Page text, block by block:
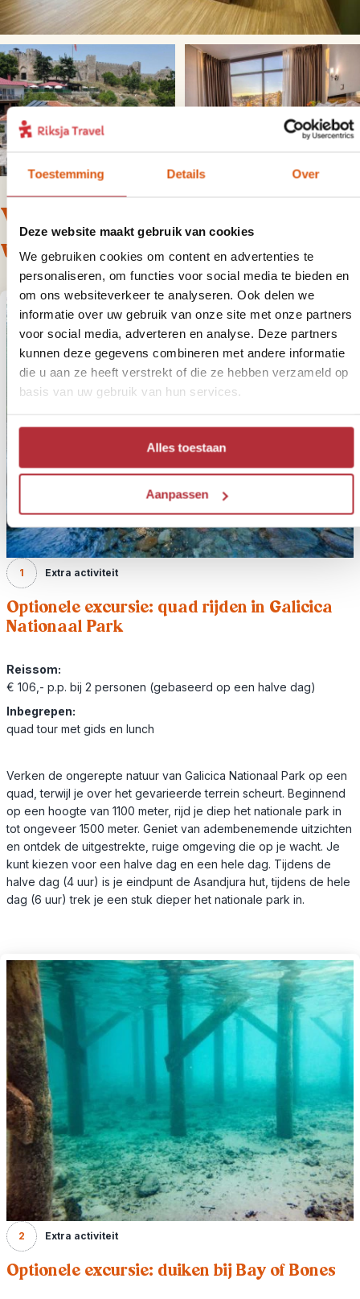
Toestemming Details Over
Deze website maakt gebruik van cookies
We gebruiken cookies om content en advertenties te
personaliseren, om functies voor social media te bieden en
om ons websiteverkeer te analyseren. Ook delen we
informatie over uw gebruik van onze site met onze partners
voor social media, adverteren en analyse. Deze partners
kunnen deze gegevens combineren met andere informatie
die u aan ze heeft verstrekt of die ze hebben verzameld op
basis van uw gebruik van hun services.
Alles toestaan
Aanpassen
Voor deze reis bieden we de
volgende varianten aan
1 Extra activiteit
Optionele excursie: quad rijden in Galicica
Nationaal Park
Reissom:
€ 106,- p.p. bij 2 personen (gebaseerd op een halve dag)
Inbegrepen:
quad tour met gids en lunch
Verken de ongerepte natuur van Galicica Nationaal Park op een
quad, terwijl je over het gevarieerde terrein scheurt. Beginnend
op een hoogte van 1100 meter, rijd je diep het nationale park in
tot ongeveer 1500 meter. Geniet van adembenemende uitzichten
en ontdek de uitgestrekte, ruige omgeving die op je wacht. Je
kunt kiezen voor een halve dag en een hele dag. Tijdens de
halve dag (4 uur) is je eindpunt de Asandjura hut, tijdens de hele
dag (6 uur) trek je een stuk dieper het nationale park in.
2 Extra activiteit
Optionele excursie: duiken bij Bay of Bones